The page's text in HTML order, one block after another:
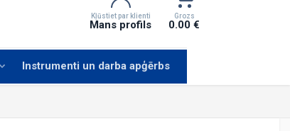
Instrumenti un darba apģērbs
Kļūstiet par klienti
Mans profils
Grozs
0.00 €